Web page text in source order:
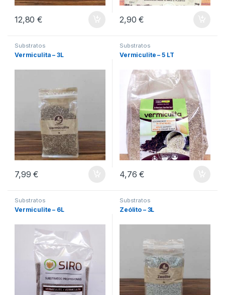
12,80€ 2,90€
Substratos
Vermiculita – 3L
7,99€
Substratos
Vermiculite – 5 LT
4,76€
Substratos
Vermiculite – 6L
Substratos
Zeólito – 3L